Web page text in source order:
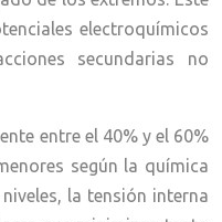
electroquímicos
secundarias no
entre el 40% y el 60%
según la química
la tensión interna